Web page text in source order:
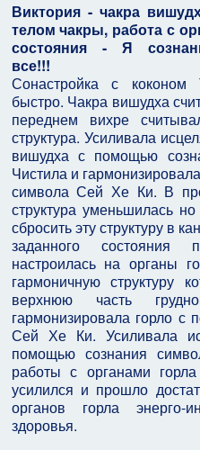
Виктория - чакра
телом чакры, работа с
состояния - Я
все!!!
Сонастройка с коконом
быстро. Чакра вишудха
переднем вихре
структура. Усиливала
вишудха с помощью
Чистила и
символа Сей Хе Ки. В
структура уменьшилась
сбросить эту структуру в
заданного состояния
настроилась на органы
гармоничную структуру
верхнюю часть
гармонизировала горло
Сей Хе Ки. Усиливала
помощью сознания
работы с органами
усилился и прошло
органов горла энерго-
здоровья.